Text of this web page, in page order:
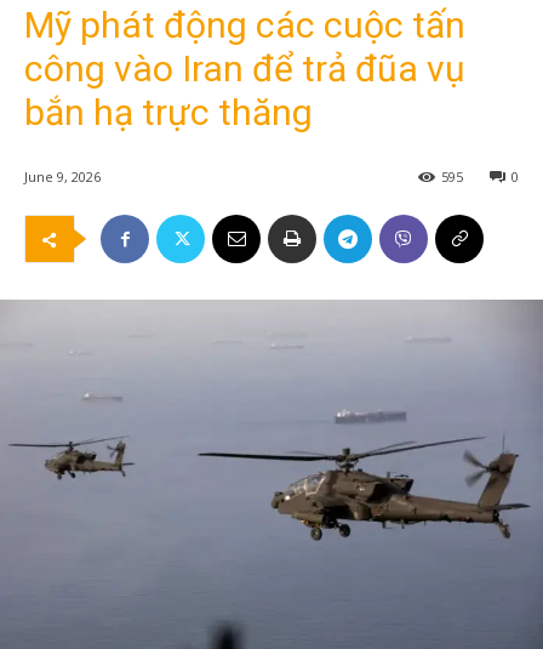
Mỹ phát động các cuộc tấn
công vào Iran để trả đũa vụ
bắn hạ trực thăng
June 9, 2026 0
595